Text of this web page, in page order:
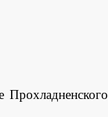
Прохладненского